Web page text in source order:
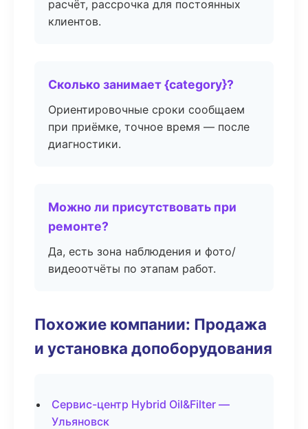
расчёт, рассрочка для постоянных
клиентов.
Сколько занимает {category}?
Ориентировочные сроки сообщаем
при приёмке, точное время — после
диагностики.
Можно ли присутствовать при
ремонте?
Да, есть зона наблюдения и фото/
видеоотчёты по этапам работ.
Похожие компании: Продажа
и установка допоборудования
Сервис-центр Hybrid Oil&Filter —
Ульяновск